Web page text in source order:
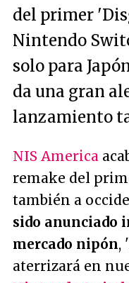
del primer
Nintendo
solo para
da una gran
lanzamiento
NIS America
remake del
también a
sido anunciado
mercado nipón,
aterrizará en